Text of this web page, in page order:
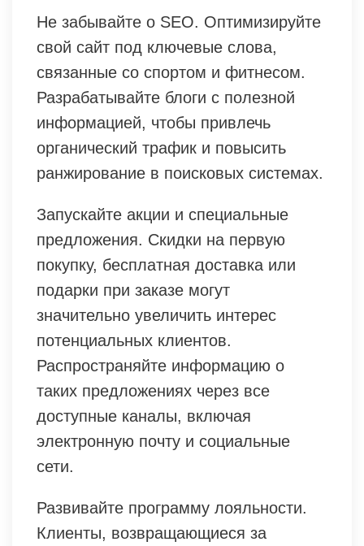
Не забывайте о SEO. Оптимизируйте
свой сайт под ключевые слова,
связанные со спортом и фитнесом.
Разрабатывайте блоги с полезной
информацией, чтобы привлечь
органический трафик и повысить
ранжирование в поисковых системах.
Запускайте акции и специальные
предложения. Скидки на первую
покупку, бесплатная доставка или
подарки при заказе могут
значительно увеличить интерес
потенциальных клиентов.
Распространяйте информацию о
таких предложениях через все
доступные каналы, включая
электронную почту и социальные
сети.
Развивайте программу лояльности.
Клиенты, возвращающиеся за